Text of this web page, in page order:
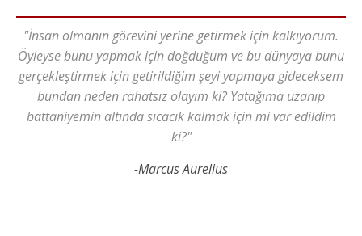
"İnsan olmanın görevini yerine getirmek için kalkıyorum.
Öyleyse bunu yapmak için doğduğum ve bu dünyaya bunu
gerçekleştirmek için getirildiğim şeyi yapmaya gideceksem
bundan neden rahatsız olayım ki? Yatağıma uzanıp
battaniyemin altında sıcacık kalmak için mi var edildim
ki?"
-Marcus Aurelius